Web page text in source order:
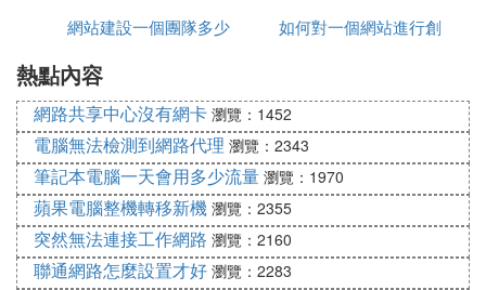
網頁的哪個位置，還可以限定在指輸入、設置完成
後，點擊「高級搜索」即開始搜索。定時間、格式等
的網頁內進行搜索。
⑹ 怎麼只搜一個網站里的內容
1、其實很簡單呢，在搜索框中輸入「site:網址（不
帶http://)"，這樣回車一下，出來的就全是這個網站的
內容了。
2、在這里需要注意的是，如果輸入的是二級域名，
少
示常用網站
網站建設一個團隊多少
如何對一個網站進行創
熱點內容
網路共享中心沒有網卡 瀏覽：1452
電腦無法檢測到網路代理 瀏覽：2343
筆記本電腦一天會用多少流量 瀏覽：1970
蘋果電腦整機轉移新機 瀏覽：2355
突然無法連接工作網路 瀏覽：2160
聯通網路怎麼設置才好 瀏覽：2283